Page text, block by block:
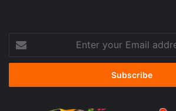
your
Email